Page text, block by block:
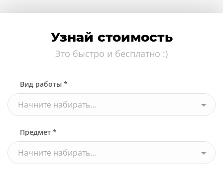
Узнай стоимость
Это быстро и бесплатно :)
Вид работы *
Начните набирать...
Предмет *
Начните набирать...